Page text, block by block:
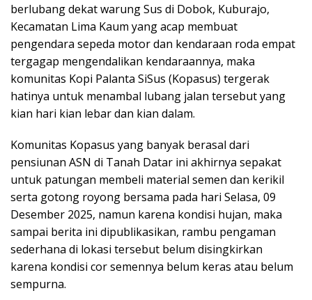
berlubang dekat warung Sus di Dobok, Kuburajo,
Kecamatan Lima Kaum yang acap membuat
pengendara sepeda motor dan kendaraan roda empat
tergagap mengendalikan kendaraannya, maka
komunitas Kopi Palanta SiSus (Kopasus) tergerak
hatinya untuk menambal lubang jalan tersebut yang
kian hari kian lebar dan kian dalam.
Komunitas Kopasus yang banyak berasal dari
pensiunan ASN di Tanah Datar ini akhirnya sepakat
untuk patungan membeli material semen dan kerikil
serta gotong royong bersama pada hari Selasa, 09
Desember 2025, namun karena kondisi hujan, maka
sampai berita ini dipublikasikan, rambu pengaman
sederhana di lokasi tersebut belum disingkirkan
karena kondisi cor semennya belum keras atau belum
sempurna.